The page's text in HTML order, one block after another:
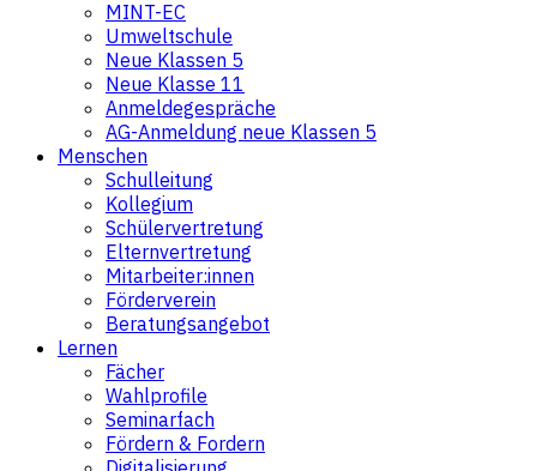
MINT-EC
Umweltschule
Neue Klassen 5
Neue Klasse 11
Anmeldegespräche
AG-Anmeldung neue Klassen 5
Menschen
Schulleitung
Kollegium
Schülervertretung
Elternvertretung
Mitarbeiter:innen
Förderverein
Beratungsangebot
Lernen
Fächer
Wahlprofile
Seminarfach
Fördern & Fordern